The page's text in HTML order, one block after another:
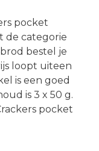
pocket
de categorie
bestel je
loopt uiteen
is een goed
is 3 x 50 g.
pocket